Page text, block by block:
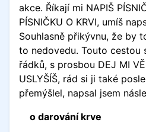
akce. Říkají mi NAPIŠ
PÍSNIČKU O KRVI, umíš
Souhlasně přikývnu, že by
to nedovedu. Touto cestou
řádků, s prosbou DEJ MI
USLYŠÍŠ, rád si ji také
přemýšlel, napsal jsem
o darování krve